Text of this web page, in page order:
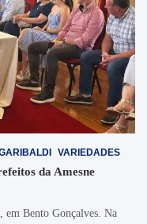
VARIEDADES
da Amesne
Bento Gonçalves. Na